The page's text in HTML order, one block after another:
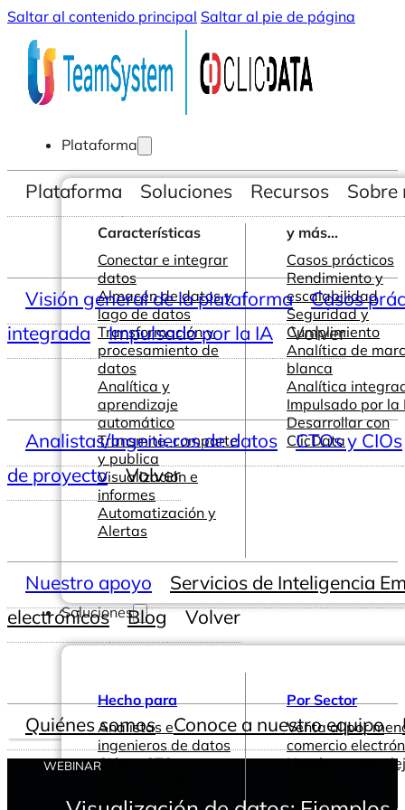
Saltar al contenido principal Saltar al pie de página
Plataforma
Características
Conectar e integrar
datos
Almacén de datos y
lago de datos
Transformación y
procesamiento de
datos
Analítica y
aprendizaje
automático
Transmite, comparte
y publica
Visualización e
informes
Automatización y
Alertas
y más...
Casos prácticos
Rendimiento y
escalabilidad
Seguridad y
Cumplimiento
Analítica de
blanca
Analítica
Impulsado por la
Desarrollar con
ClicData
Soluciones
Hecho para
Analistas e
ingenieros de datos
CIOs y CTOs
Directores de
Por Sector
Venta al por
comercio
Hoteles y
Restaurantes
Plataforma Soluciones Recursos Sobre
Visión general de la plataforma
Casos
integrada
Impulsado por la IA Volver
Analistas/Ingenieros de datos
CTOs y CIOs
de proyecto
Volver
Nuestro apoyo
Servicios de Inteligencia
electrónicos
Blog Volver
Quiénes somos Conoce a nuestro equipo
WEBINAR